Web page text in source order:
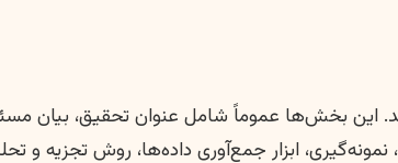
بخش‌ها عموماً شامل عنوان تحقیق، بیان
ابزار جمع‌آوری داده‌ها، روش تجزیه و